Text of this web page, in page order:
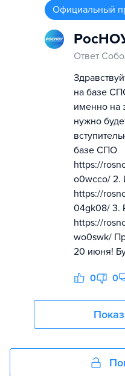
Официальный
Ответ
на базе
именно на
нужно
базе СПО
https://
o0wcco/ 2.
https://
04gk08/ 3.
https://
wo0swk/
20 июня!
0 0